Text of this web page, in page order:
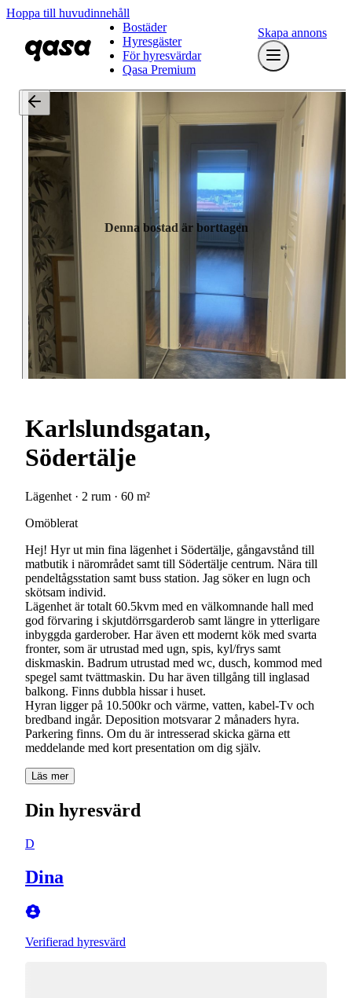
Hoppa till huvudinnehåll
Bostäder
Hyresgäster
För hyresvärdar
Qasa Premium
Skapa annons
Denna bostad är borttagen
Karlslundsgatan,
Södertälje
Lägenhet · 2 rum · 60 m²
Omöblerat
Hej! Hyr ut min fina lägenhet i Södertälje, gångavstånd till
matbutik i närområdet samt till Södertälje centrum. Nära till
pendeltågsstation samt buss station. Jag söker en lugn och
skötsam individ.
Lägenhet är totalt 60.5kvm med en välkomnande hall med
god förvaring i skjutdörrsgarderob samt längre in ytterligare
inbyggda garderober. Har även ett modernt kök med svarta
fronter, som är utrustad med ugn, spis, kyl/frys samt
diskmaskin. Badrum utrustad med wc, dusch, kommod med
spegel samt tvättmaskin. Du har även tillgång till inglasad
balkong. Finns dubbla hissar i huset.
Hyran ligger på 10.500kr och värme, vatten, kabel-Tv och
bredband ingår. Deposition motsvarar 2 månaders hyra.
Parkering finns. Om du är intresserad skicka gärna ett
meddelande med kort presentation om dig själv.
Läs mer
Din hyresvärd
D
Dina
Verifierad hyresvärd